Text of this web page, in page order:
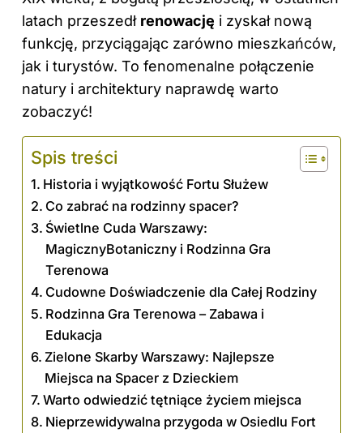
latach przeszedł renowację i zyskał nową
funkcję, przyciągając zarówno mieszkańców,
jak i turystów. To fenomenalne połączenie
natury i architektury naprawdę warto
zobaczyć!
Spis treści
Historia i wyjątkowość Fortu Służew
Co zabrać na rodzinny spacer?
Świetlne Cuda Warszawy:
MagicznyBotaniczny i Rodzinna Gra
Terenowa
Cudowne Doświadczenie dla Całej Rodziny
Rodzinna Gra Terenowa – Zabawa i
Edukacja
Zielone Skarby Warszawy: Najlepsze
Miejsca na Spacer z Dzieckiem
Warto odwiedzić tętniące życiem miejsca
Nieprzewidywalna przygoda w Osiedlu Fort